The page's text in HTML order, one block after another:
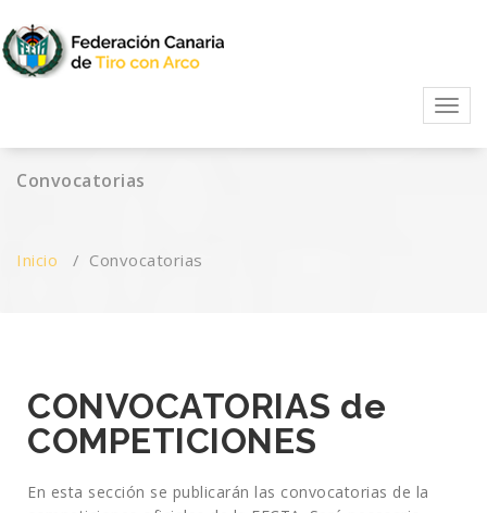
Convocatorias
Inicio / Convocatorias
CONVOCATORIAS de
COMPETICIONES
En esta sección se publicarán las convocatorias de la